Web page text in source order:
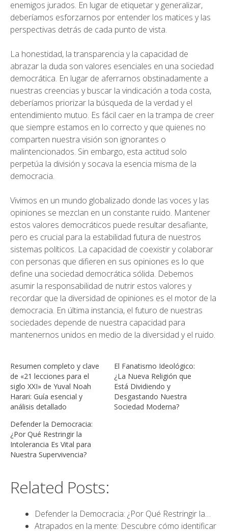
enemigos jurados. En lugar de etiquetar y generalizar,
deberíamos esforzarnos por entender los matices y las
perspectivas detrás de cada punto de vista.
La honestidad, la transparencia y la capacidad de
abrazar la duda son valores esenciales en una sociedad
democrática. En lugar de aferrarnos obstinadamente a
nuestras creencias y buscar la vindicación a toda costa,
deberíamos priorizar la búsqueda de la verdad y el
entendimiento mutuo. Es fácil caer en la trampa de creer
que siempre estamos en lo correcto y que quienes no
comparten nuestra visión son ignorantes o
malintencionados. Sin embargo, esta actitud solo
perpetúa la división y socava la esencia misma de la
democracia.
Vivimos en un mundo globalizado donde las voces y las
opiniones se mezclan en un constante ruido. Mantener
estos valores democráticos puede resultar desafiante,
pero es crucial para la estabilidad futura de nuestros
sistemas políticos. La capacidad de coexistir y colaborar
con personas que difieren en sus opiniones es lo que
define una sociedad democrática sólida. Debemos
asumir la responsabilidad de nutrir estos valores y
recordar que la diversidad de opiniones es el motor de la
democracia. En última instancia, el futuro de nuestras
sociedades depende de nuestra capacidad para
mantenernos unidos en medio de la diversidad y el ruido.
Resumen completo y clave
de «21 lecciones para el
siglo XXI» de Yuval Noah
Harari: Guía esencial y
análisis detallado
El Fanatismo Ideológico:
¿La Nueva Religión que
Está Dividiendo y
Desgastando Nuestra
Sociedad Moderna?
Defender la Democracia:
¿Por Qué Restringir la
Intolerancia Es Vital para
Nuestra Supervivencia?
Related Posts:
Defender la Democracia: ¿Por Qué Restringir la…
Atrapados en la mente: Descubre cómo identificar